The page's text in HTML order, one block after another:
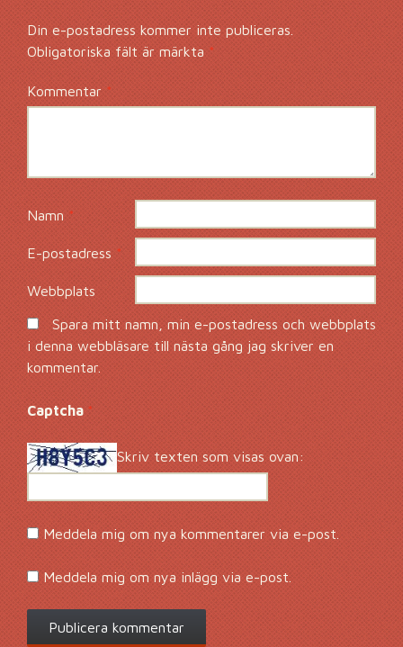
Din e-postadress kommer inte publiceras.
Obligatoriska fält är märkta *
Kommentar*
Namn*
E-postadress*
Webbplats
Spara mitt namn, min e-postadress och webbplats
i denna webbläsare till nästa gång jag skriver en
kommentar.
Captcha *
Skriv texten som visas ovan:
Meddela mig om nya kommentarer via e-post.
Meddela mig om nya inlägg via e-post.